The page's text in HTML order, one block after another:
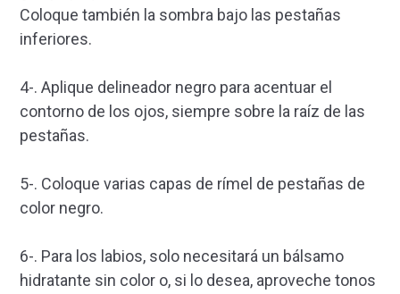
Coloque también la sombra bajo las pestañas
inferiores.
4-. Aplique delineador negro para acentuar el
contorno de los ojos, siempre sobre la raíz de las
pestañas.
5-. Coloque varias capas de rímel de pestañas de
color negro.
6-. Para los labios, solo necesitará un bálsamo
hidratante sin color o, si lo desea, aproveche tonos